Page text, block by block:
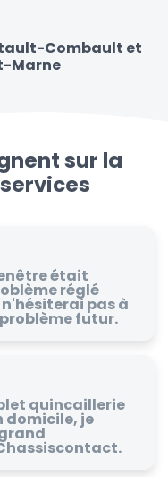
Combault et
Marne
sur la
était
réglé
pas à
futur.
quincaillerie
domicile, je